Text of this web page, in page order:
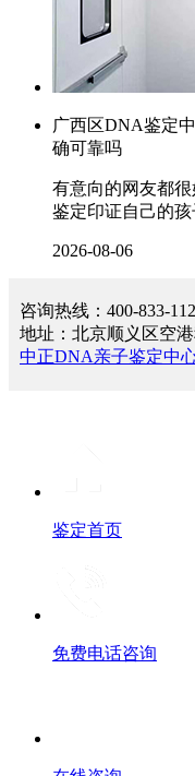
广西区DNA鉴定
确可靠吗
有意向的网友都
鉴定印证自己的
2026-08-06
咨询热线：400-833-
地址：北京顺义区空
中正DNA亲子鉴定中
鉴定首页
免费电话咨询